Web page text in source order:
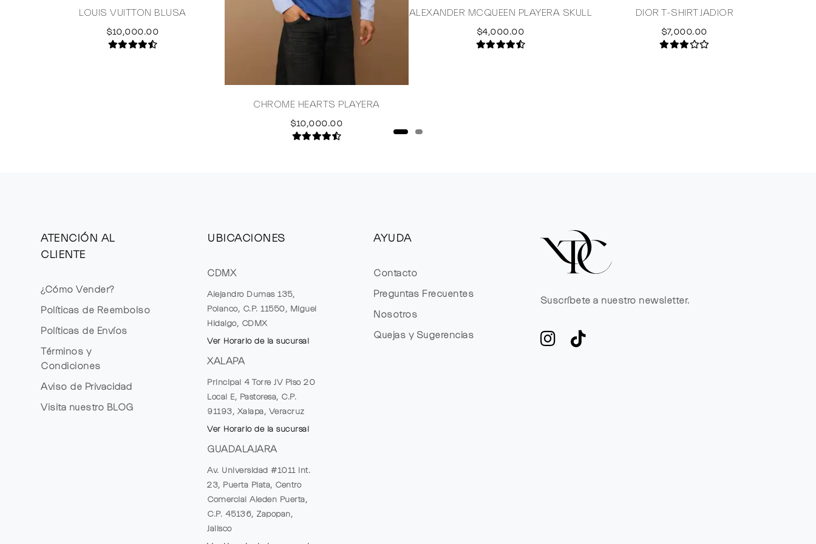
LOUIS VUITTON BLUSA
$10,000.00
CHROME HEARTS PLAYERA
$10,000.00
ALEXANDER MCQUEEN PLAYERA SKULL
$4,000.00
DIOR T-SHIRT JADIOR
$7,000.00
ATENCIÓN AL
CLIENTE
¿Cómo Vender?
Políticas de Reembolso
Políticas de Envíos
Términos y
Condiciones
Aviso de Privacidad
Visita nuestro BLOG
UBICACIONES
CDMX
Alejandro Dumas 135,
Polanco, C.P. 11550, Miguel
Hidalgo, CDMX
Ver Horario de la sucursal
XALAPA
Principal 4 Torre JV Piso 20
Local E, Pastoresa, C.P.
91193, Xalapa, Veracruz
Ver Horario de la sucursal
GUADALAJARA
Av. Universidad #1011 Int.
23, Puerta Plata, Centro
Comercial Aleden Puerta,
C.P. 45136, Zapopan,
Jalisco
AYUDA
Contacto
Preguntas Frecuentes
Nosotros
Quejas y Sugerencias
Suscríbete a nuestro newsletter.